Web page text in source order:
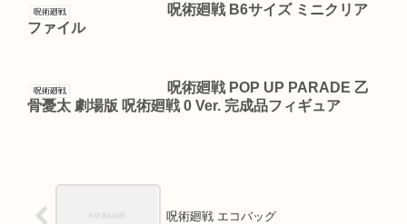
呪術廻戦
呪術廻戦 B6サイズ ミニクリア
ファイル
呪術廻戦
呪術廻戦 POP UP PARADE 乙
骨憂太 劇場版 呪術廻戦 0 Ver. 完成品フィギュア
呪術廻戦 エコバッグ